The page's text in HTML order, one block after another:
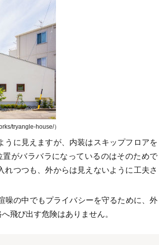
tryangle-house/）
に見えますが、内装はスキップフロアを
がバラバラになっているのはそのためで
つつも、外からは見えないように工夫さ
噪の中でもプライバシーを守るために、外
飛び出す危険はありません。